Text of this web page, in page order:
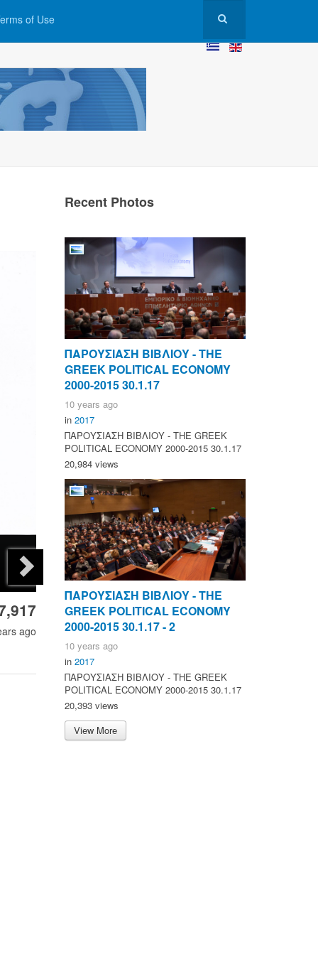
of Use
ago
Recent Photos
ΠΑΡΟΥΣΙΑΣΗ ΒΙΒΛΙΟΥ - ΤΗΕ
GREEK POLITICAL ECONOMY
2000-2015 30.1.17
10 years ago
in 2017
ΠΑΡΟΥΣΙΑΣΗ ΒΙΒΛΙΟΥ - ΤΗΕ GREEK
POLITICAL ECONOMY 2000-2015 30.1.17
20,984 views
ΠΑΡΟΥΣΙΑΣΗ ΒΙΒΛΙΟΥ - ΤΗΕ
GREEK POLITICAL ECONOMY
2000-2015 30.1.17 - 2
10 years ago
in 2017
ΠΑΡΟΥΣΙΑΣΗ ΒΙΒΛΙΟΥ - ΤΗΕ GREEK
POLITICAL ECONOMY 2000-2015 30.1.17
20,393 views
View More